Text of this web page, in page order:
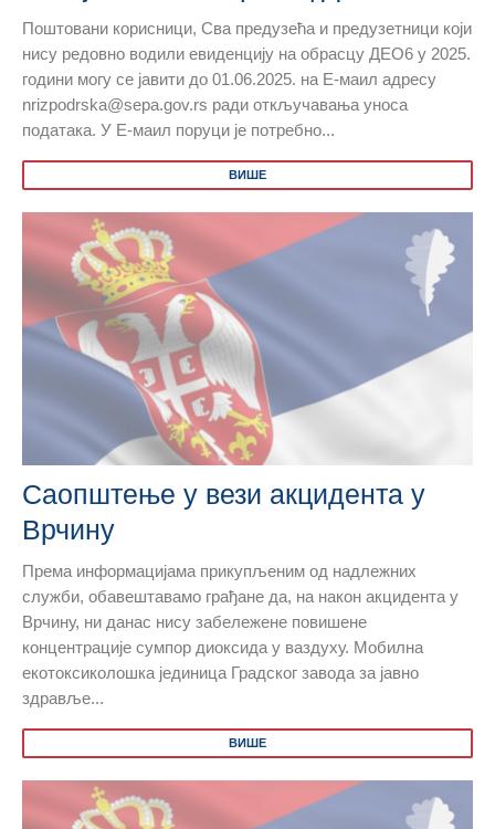
Поштовани корисници, Сва предузећа и предузетници који
нису редовно водили евиденцију на обрасцу ДЕО6 у 2025.
години могу се јавити до 01.06.2025. на Е-маил адресу
nrizpodrska@sepa.gov.rs ради откључавања уноса
података. У Е-маил поруци је потребно...
ВИШЕ
Саопштење у вези акцидента у
Врчину
Према информацијама прикупљеним од надлежних
служби, обавештавамо грађане да, на након акцидента у
Врчину, ни данас нису забележене повишене
концентрације сумпор диоксида у ваздуху. Мобилна
екотоксиколошка јединица Градског завода за јавно
здравље...
ВИШЕ